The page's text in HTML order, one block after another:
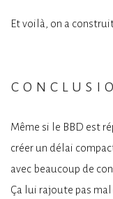
Et voilà, on a
Même si le BBD est
créer un délai
avec beaucoup de
Ça lui rajoute pas